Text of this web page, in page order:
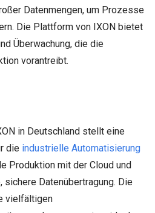
Datenmengen, um Prozesse
Die Plattform von IXON bietet
Überwachung, die die
vorantreibt.
in Deutschland stellt eine
die industrielle Automatisierung
Produktion mit der Cloud und
Datenübertragung. Die
vielfältigen